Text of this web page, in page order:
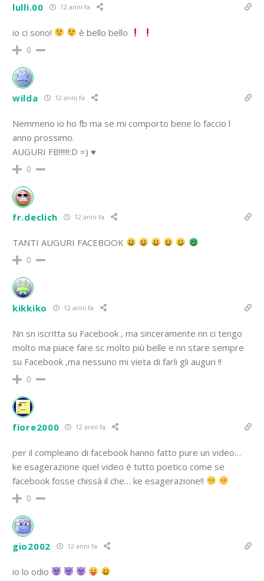
lulli.00 12 anni fa
io ci sono! è bello bello
0
wilda 12 anni fa
Nemmeno io ho fb ma se mi comporto bene lo faccio l
anno prossimo.
AUGURI FB!!!!!!:D =) ♥
0
fr.declich 12 anni fa
TANTI AUGURI FACEBOOK
0
kikkiko 12 anni fa
Nn sn iscritta su Facebook , ma sinceramente nn ci tengo
molto ma piace fare sc molto più belle e nn stare sempre
su Facebook ,ma nessuno mi vieta di farli gli auguri !!
0
fiore2000 12 anni fa
per il compleano di facebook hanno fatto pure un video…
ke esagerazione quel video è tutto poetico come se
facebook fosse chissà il che… ke esagerazione!!
0
gio2002 12 anni fa
io lo odio